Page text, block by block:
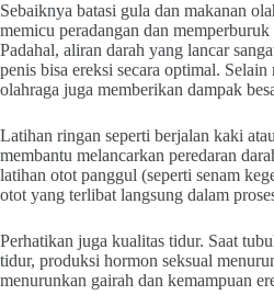
Sebaiknya batasi gula dan makanan
memicu peradangan dan
Padahal, aliran darah yang lancar
penis bisa ereksi secara optimal. Selain
olahraga juga memberikan dampak
Latihan ringan seperti berjalan kaki
membantu melancarkan peredaran
latihan otot panggul (seperti senam
otot yang terlibat langsung dalam
Perhatikan juga kualitas tidur. Saat
tidur, produksi hormon seksual
menurunkan gairah dan kemampuan